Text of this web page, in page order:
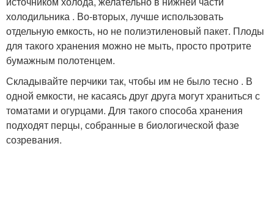
холодильника . Во-вторых, лучше использовать
отдельную емкость, но не полиэтиленовый пакет. Плоды
для такого хранения можно не мыть, просто протрите
бумажным полотенцем.
Складывайте перчики так, чтобы им не было тесно . В
одной емкости, не касаясь друг друга могут храниться с
томатами и огурцами. Для такого способа хранения
подходят перцы, собранные в биологической фазе
созревания.